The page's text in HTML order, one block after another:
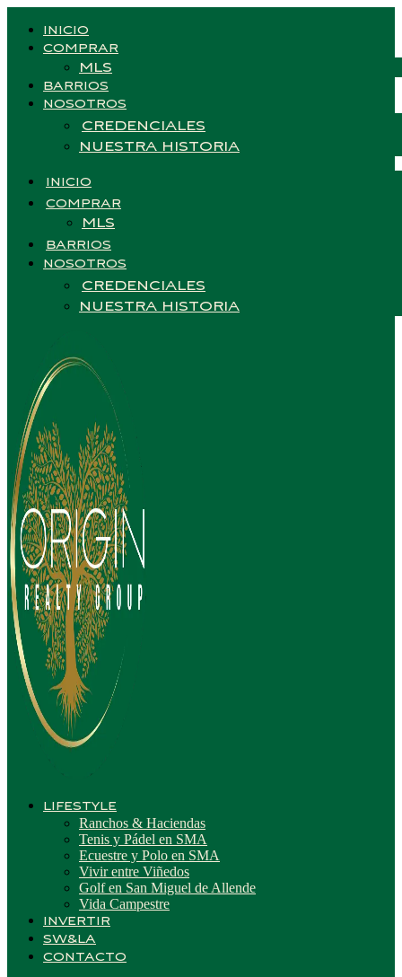
INICIO
COMPRAR
MLS
BARRIOS
NOSOTROS
CREDENCIALES
NUESTRA HISTORIA
INICIO
COMPRAR
MLS
BARRIOS
NOSOTROS
CREDENCIALES
NUESTRA HISTORIA
LIFESTYLE
Ranchos & Haciendas
Tenis y Pádel en SMA
Ecuestre y Polo en SMA
Vivir entre Viñedos
Golf en San Miguel de Allende
Vida Campestre
INVERTIR
SW&LA
CONTACTO